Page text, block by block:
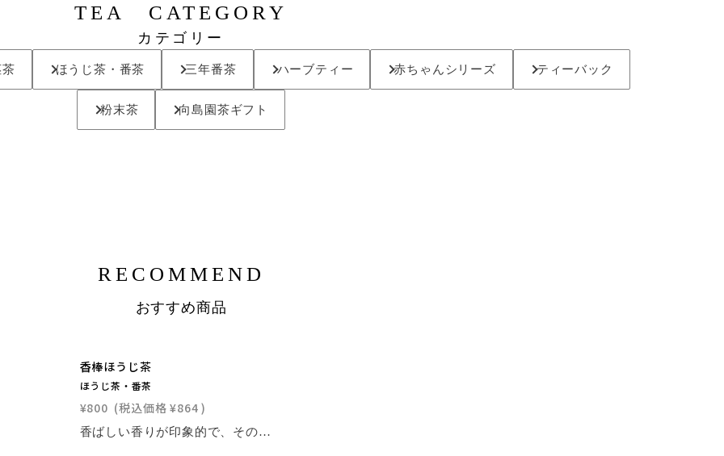
TEA CATEGORY
カテゴリー
ほうじ茶・番茶 三年番茶 ハーブティー 赤ちゃんシリーズ ティーバック
粉末茶 向島園茶ギフト
RECOMMEND
おすすめ商品
香棒ほうじ茶
ほうじ茶・番茶
¥800 (税込価格 ¥864 )
香ばしい香りが印象的で、その香りは飲み終えた後でも喉元に残ります。当園のほうじ茶の中で、最も高級なほうじ茶である「香棒ほうじ茶」は、一番茶の茎だけをまろやかに焙じています。特に印象深いのは、鼻をまっすぐに抜ける茎独特のほうじ香で、元々、お茶の茎はとても甘く香ばしい香りがするのですが、焙じることによりさらに香り立ちます。味は、雑深の無い上品な味わいで、濃いめに淹れると高級なコーヒーやチョコレートのような風味が感じられます。直火焙煎でじっくり焙煎しているので、自然の深くやさしい滋味をお愉しみ頂けます。仕様・内容量：８０ｇ・賞味期限：発送月から１年（開封前）・原材料：有機緑茶・取得認証：有機ＪＡＳ